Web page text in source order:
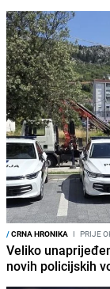
/CRNA HRONIKA I PRIJE
Veliko
novih policijskih